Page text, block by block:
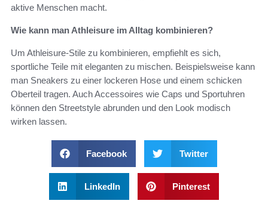
aktive Menschen macht.
Wie kann man Athleisure im Alltag kombinieren?
Um Athleisure-Stile zu kombinieren, empfiehlt es sich,
sportliche Teile mit eleganten zu mischen. Beispielsweise kann
man Sneakers zu einer lockeren Hose und einem schicken
Oberteil tragen. Auch Accessoires wie Caps und Sportuhren
können den Streetstyle abrunden und den Look modisch
wirken lassen.
Facebook Twitter
LinkedIn Pinterest